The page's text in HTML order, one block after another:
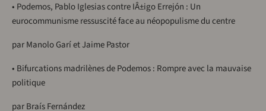
• Podemos, Pablo Iglesias contre IÂ±igo Errejón : Un
eurocommunisme ressuscité face au néopopulisme du centre
par Manolo Garí et Jaime Pastor
• Bifurcations madrilènes de Podemos : Rompre avec la mauvaise
politique
par Braís Fernández